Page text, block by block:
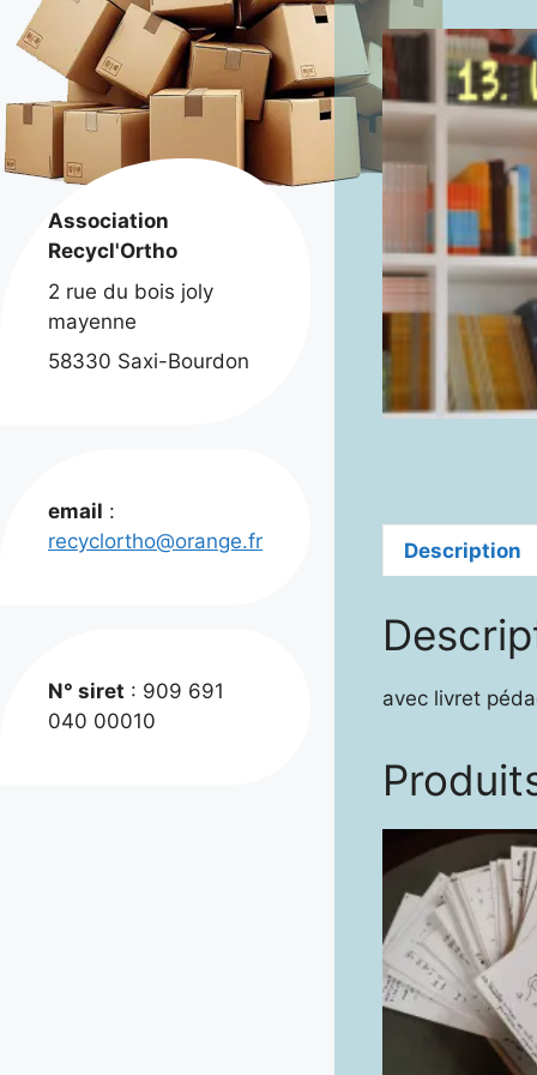
Description
avec livret
Association
Recycl'Ortho
2 rue du bois joly
mayenne
58330 Saxi-Bourdon
email :
recyclortho@orange.fr
N° siret : 909 691
040 00010